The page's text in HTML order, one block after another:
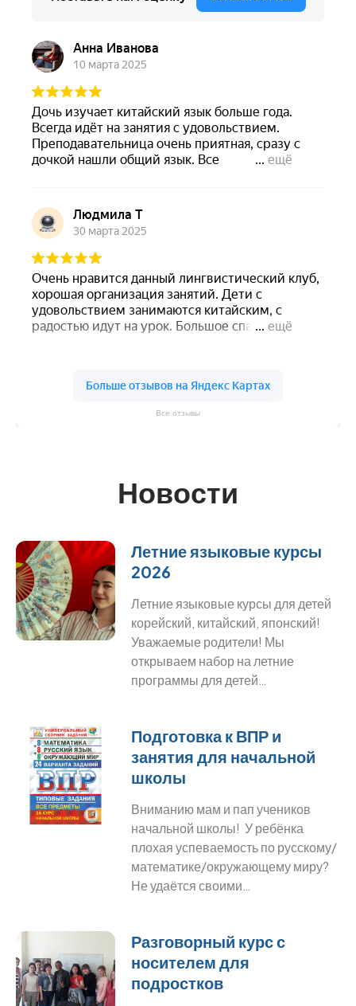
Все отзывы
Новости
Летние языковые курсы
2026
Летние языковые курсы для детей
корейский, китайский, японский!
Уважаемые родители! Мы
открываем набор на летние
программы для детей…
Подготовка к ВПР и
занятия для начальной
школы
Вниманию мам и пап учеников
начальной школы! У ребёнка
плохая успеваемость по русскому/
математике/окружающему миру?
Не удаётся своими…
Разговорный курс с
носителем для
подростков